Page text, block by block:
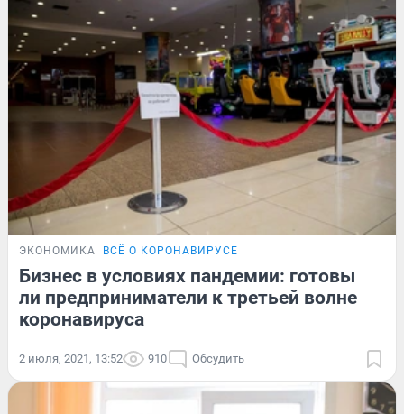
ЭКОНОМИКА ВСЁ О КОРОНАВИРУСЕ
Бизнес в условиях пандемии: готовы
ли предприниматели к третьей волне
коронавируса
2 июля, 2021, 13:52 910 Обсудить